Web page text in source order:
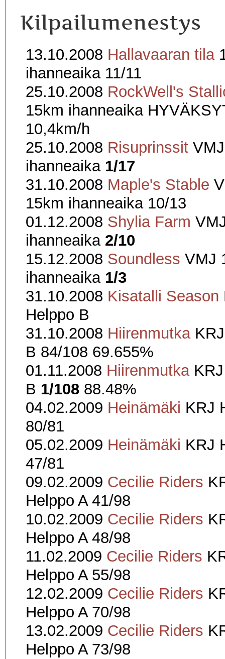
Kilpailumenestys
13.10.2008 Hallavaaran tila
ihanneaika 11/11
25.10.2008 RockWell's
15km ihanneaika
10,4km/h
25.10.2008 Risuprinssit
ihanneaika 1/17
31.10.2008 Maple's Stable
15km ihanneaika 10/13
01.12.2008 Shylia Farm
ihanneaika 2/10
15.12.2008 Soundless VMJ
ihanneaika 1/3
31.10.2008 Kisatalli Season
Helppo B
31.10.2008 Hiirenmutka
B 84/108 69.655%
01.11.2008 HiirenmutkaKRJ
B 1/108 88.48%
04.02.2009 Heinämäki KRJ
80/81
05.02.2009 Heinämäki KRJ
47/81
09.02.2009 Cecilie Riders
Helppo A 41/98
10.02.2009 Cecilie Riders
Helppo A 48/98
11.02.2009 Cecilie Riders
Helppo A 55/98
12.02.2009 Cecilie Riders
Helppo A 70/98
13.02.2009 Cecilie Riders
Helppo A 73/98